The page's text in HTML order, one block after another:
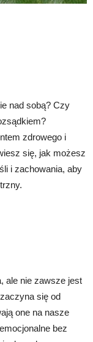
nad sobą? Czy
zdrowego i
się, jak możesz
i zachowania, aby
ale nie zawsze jest
się od
one na nasze
bez